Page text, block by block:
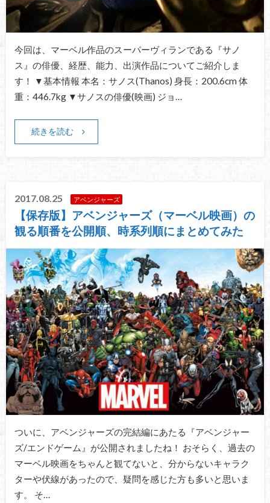
今回は、マーベル作品のスーパーヴィランである『サノ
ス』の俳優、経歴、能力、出演作品についてご紹介しま
す！ ▼基本情報 本名：サノス(Thanos) 身長：200.6cm 体
重：446.7kg ▼サノスの俳優(映画) ジョ…
続きを読む
2017.08.25 アベンジャーズ
【保存版】アベンジャーズ（マーベル映画）の
観る順番を公開順、時系列順にまとめてみた
ついに、アベンジャーズの完結編にあたる『アベンジャー
ズ/エンドゲーム』が公開されましたね！ おそらく、過去の
マーベル映画をちゃんと観てないと、分からないキャラク
ターや伏線があったので、疑問を感じた方も多いと思いま
す。 そ…